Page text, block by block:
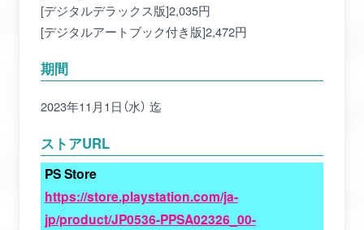
[デジタルデラックス版]2,035円
[デジタルアートブック付き版]2,472円
期間
2023年11月1日（水） 迄
ストアURL
PS Store
https://store.playstation.com/ja-
jp/product/JP0536-PPSA02326_00-